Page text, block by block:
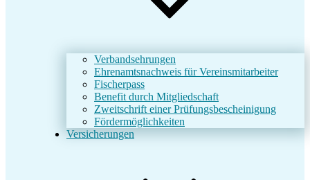
Verbandsehrungen
Ehrenamtsnachweis für Vereinsmitarbeiter
Fischerpass
Benefit durch Mitgliedschaft
Zweitschrift einer Prüfungsbescheinigung
Fördermöglichkeiten
Versicherungen